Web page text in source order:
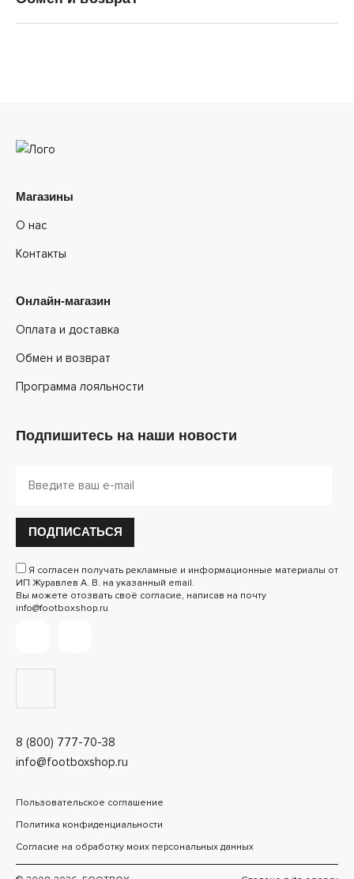
8 (800) 777-70-38
info@footboxshop.ru
Магазины
О нас
Контакты
Онлайн-магазин
Оплата и доставка
Обмен и возврат
Программа лояльности
Подпишитесь на наши новости
ПОДПИСАТЬСЯ
Я согласен получать рекламные и информационные материалы от
ИП Журавлев А. В. на указанный email.
Вы можете отозвать своё согласие, написав на почту
info@footboxshop.ru
Пользовательское соглашение
Политика конфиденциальности
Согласие на обработку моих персональных данных